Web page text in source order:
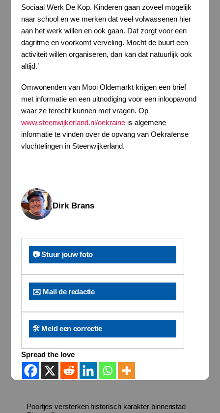
Sociaal Werk De Kop. Kinderen gaan zoveel mogelijk
naar school en we merken dat veel volwassenen hier
aan het werk willen en ook gaan. Dat zorgt voor een
dagritme en voorkomt verveling. Mocht de buurt een
activiteit willen organiseren, dan kan dat natuurlijk ook
altijd.’
Omwonenden van Mooi Oldemarkt krijgen een brief
met informatie en een uitnodiging voor een inloopavond
waar ze terecht kunnen met vragen. Op
www.steenwijkerland.nl/oekraineis algemene
informatie te vinden over de opvang van Oekraïense
vluchtelingen in Steenwijkerland.
Dirk Brans
📷 Stuur jouw foto
✉️ Mail de redactie
🛠️ Meld een correctie
Spread the love
Poortjes versterken historisch karakter binnenstad